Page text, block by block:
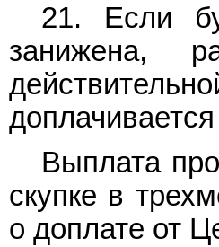
21. Если
занижена,
Выплата
скупке в
о доплате от